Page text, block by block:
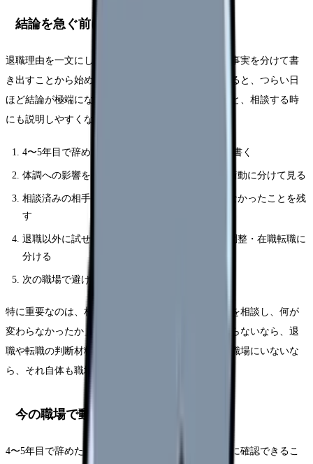
結論を急ぐ前に確認する5項目
退職理由を一文にし、体調・勤務条件・相談済みの事実を分けて書
き出すことから始めてください。頭の中だけで考えると、つらい日
ほど結論が極端になります。紙やメモアプリに残すと、相談する時
にも説明しやすくなります。
4〜5年目で辞めたいと思った具体的な場面を3つ書く
体調への影響を、睡眠・食欲・涙・動悸・欠勤衝動に分けて見る
相談済みの相手、返答、変わったこと・変わらなかったことを残
す
退職以外に試せる選択肢を、休職・異動・勤務調整・在職転職に
分ける
次の職場で避けたい条件を3つに絞る
特に重要なのは、相談の有無ではなく「具体的に何を相談し、何が
変わらなかったか」です。相談したのに状況が変わらないなら、退
職や転職の判断材料になります。相談できる相手が職場にいないな
ら、それ自体も職場条件の問題です。
今の職場で動かせる可能性
4〜5年目で辞めたい時でも、すぐ退職だけに進む前に確認できるこ